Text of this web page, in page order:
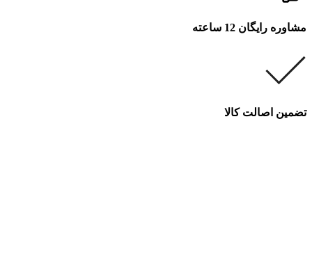
مشاوره رایگان 12 ساعته
تضمین اصالت کالا